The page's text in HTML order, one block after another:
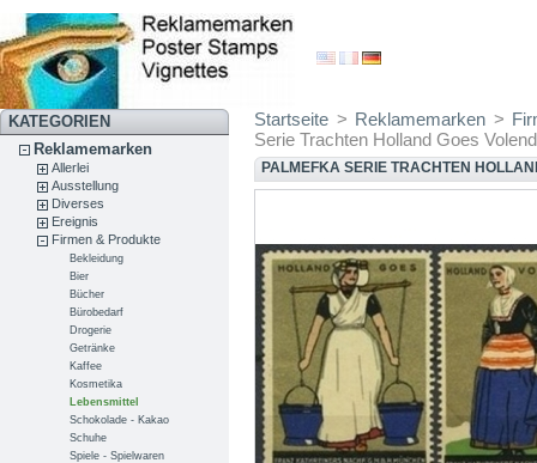
KATEGORIEN
Reklamemarken
Allerlei
Ausstellung
Diverses
Ereignis
Firmen & Produkte
Bekleidung
Bier
Bücher
Bürobedarf
Drogerie
Getränke
Kaffee
Kosmetika
Lebensmittel
Schokolade - Kakao
Schuhe
Spiele - Spielwaren
Startseite > Reklamemarken >
Serie Trachten Holland Goes
PALMEFKA SERIE TRACHTEN